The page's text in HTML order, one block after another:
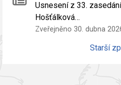
Usnesení z 33.
Hošťálková…
Zveřejněno 30. dubna
Starší